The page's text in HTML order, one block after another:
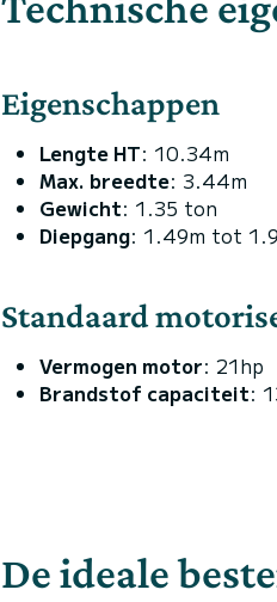
Eigenschappen
Lengte HT: 10.34m
Max. breedte: 3.44m
Gewicht: 1.35 ton
Diepgang: 1.49m tot
Standaard
Vermogen motor: 21hp
Brandstof capaciteit:
De ideale